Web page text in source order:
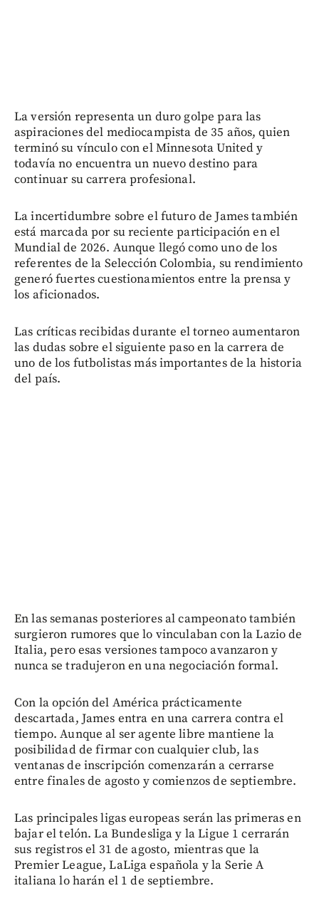
La versión representa un duro golpe para las
aspiraciones del mediocampista de 35 años, quien
terminó su vínculo con el Minnesota United y
todavía no encuentra un nuevo destino para
continuar su carrera profesional.
La incertidumbre sobre el futuro de James también
está marcada por su reciente participación en el
Mundial de 2026. Aunque llegó como uno de los
referentes de la Selección Colombia, su rendimiento
generó fuertes cuestionamientos entre la prensa y
los aficionados.
Las críticas recibidas durante el torneo aumentaron
las dudas sobre el siguiente paso en la carrera de
uno de los futbolistas más importantes de la historia
del país.
En las semanas posteriores al campeonato también
surgieron rumores que lo vinculaban con la Lazio de
Italia, pero esas versiones tampoco avanzaron y
nunca se tradujeron en una negociación formal.
Con la opción del América prácticamente
descartada, James entra en una carrera contra el
tiempo. Aunque al ser agente libre mantiene la
posibilidad de firmar con cualquier club, las
ventanas de inscripción comenzarán a cerrarse
entre finales de agosto y comienzos de septiembre.
Las principales ligas europeas serán las primeras en
bajar el telón. La Bundesliga y la Ligue 1 cerrarán
sus registros el 31 de agosto, mientras que la
Premier League, LaLiga española y la Serie A
italiana lo harán el 1 de septiembre.